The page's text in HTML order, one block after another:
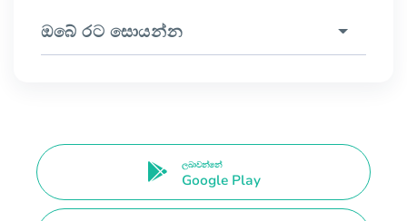
ඔබේ රට සොයන්න
ලබාවන්නේ
Google Play